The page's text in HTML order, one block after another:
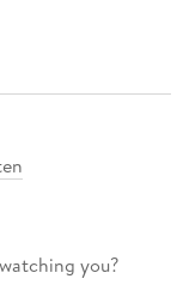
you?